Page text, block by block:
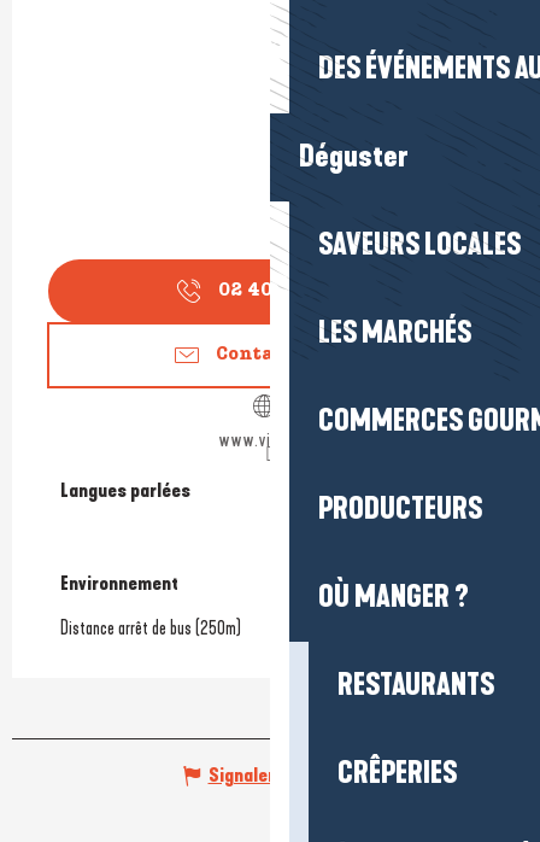
DES ÉVÉNEMENTS
Déguster
SAVEURS LOCALES
LES MARCHÉS
COMMERCES
PRODUCTEURS
OÙ MANGER ?
RESTAURANTS
CRÊPERIES
02 40 45 96
Contactez-nous
www.vinovini.fr
Langues parlées
Langues parlées
Environnement
Environnement
Distance arrêt de bus (250m)
Signaler une erreur